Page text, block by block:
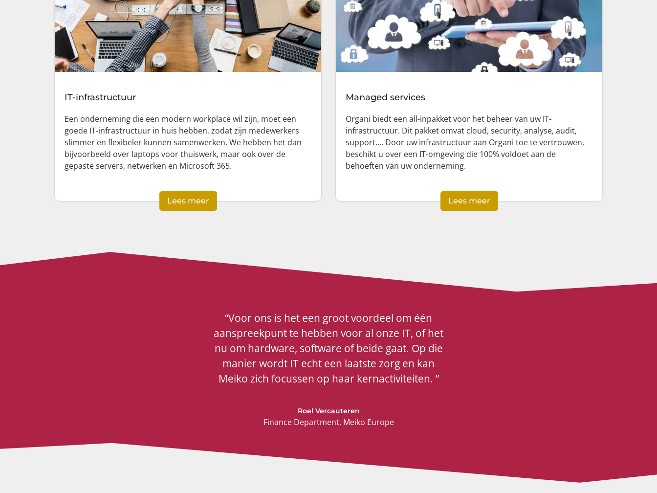
IT-infrastructuur
Een onderneming die een modern workplace wil zijn, moet een
goede IT-infrastructuur in huis hebben, zodat zijn medewerkers
slimmer en flexibeler kunnen samenwerken. We hebben het dan
bijvoorbeeld over laptops voor thuiswerk, maar ook over de
gepaste servers, netwerken en Microsoft 365.
Lees meer
Managed services
Organi biedt een all-inpakket voor het beheer van uw IT-
infrastructuur. Dit pakket omvat cloud, security, analyse, audit,
support…. Door uw infrastructuur aan Organi toe te vertrouwen,
beschikt u over een IT-omgeving die 100% voldoet aan de
behoeften van uw onderneming.
Lees meer
“Voor ons is het een groot voordeel om één
aanspreekpunt te hebben voor al onze IT, of het
nu om hardware, software of beide gaat. Op die
manier wordt IT echt een laatste zorg en kan
Meiko zich focussen op haar kernactiviteiten. ”
Roel Vercauteren
Finance Department, Meiko Europe